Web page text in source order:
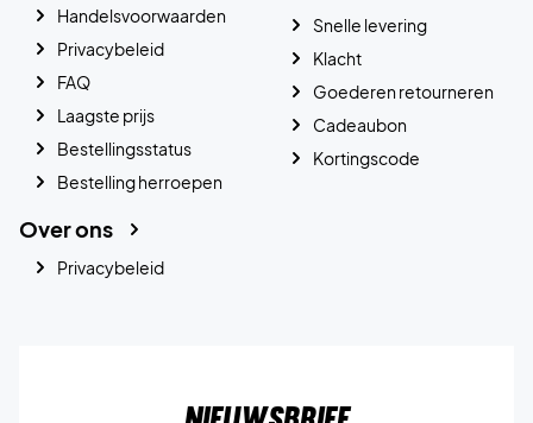
Handelsvoorwaarden
Privacybeleid
FAQ
Laagste prijs
Bestellingsstatus
Bestelling herroepen
Snelle levering
Klacht
Goederen retourneren
Cadeaubon
Kortingscode
Over ons
Privacybeleid